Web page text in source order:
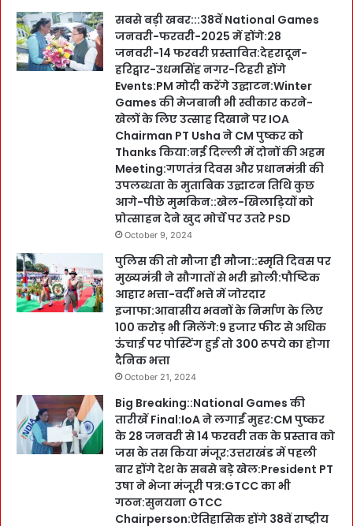
सबसे बड़ी खबर:::38वें National Games
जनवरी-फरवरी-2025 में होंगे:28
जनवरी-14 फरवरी प्रस्तावित:देहरादून-
हरिद्वार-उधमसिंह नगर-टिहरी होंगे
Events:PM मोदी करेंगे उद्घाटन:Winter
Games की मेजबानी भी स्वीकार करने-
खेलों के लिए उत्साह दिखाने पर IOA
Chairman PT Usha ने CM पुष्कर को
Thanks किया:नई दिल्ली में दोनों की अहम
Meeting:गणतंत्र दिवस और प्रधानमंत्री की
उपलब्धता के मुताबिक उद्घाटन तिथि कुछ
आगे-पीछे मुमकिन::खेल-खिलाड़ियों को
प्रोत्साहन देने खुद मोर्चे पर उतरे PSD
October 9, 2024
पुलिस की तो मौजा ही मौजा::स्मृति दिवस पर
मुख्यमंत्री ने सौगातों से भरी झोली:पौष्टिक
आहार भत्ता-वर्दी भत्ते में जोरदार
इजाफा:आवासीय भवनों के निर्माण के लिए
100 करोड़ भी मिलेंगे:9 हजार फीट से अधिक
ऊंचाई पर पोस्टिंग हुई तो 300 रूपये का होगा
दैनिक भत्ता
October 21, 2024
Big Breaking::National Games की
तारीखें Final:IoA ने लगाईं मुहर:CM पुष्कर
के 28 जनवरी से 14 फरवरी तक के प्रस्ताव को
जस के तस किया मंजूर:उत्तराखंड में पहली
बार होंगे देश के सबसे बड़े खेल:President PT
उषा ने भेजा मंजूरी पत्र:GTCC का भी
गठन:सुनयना GTCC
Chairperson:ऐतिहासिक होंगे 38वें राष्ट्रीय